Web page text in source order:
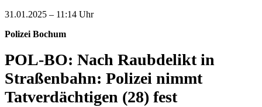
31.01.2025 – 11:14 Uhr
Polizei Bochum
POL-BO: Nach Raubdelikt in
Straßenbahn: Polizei nimmt
Tatverdächtigen (28) fest